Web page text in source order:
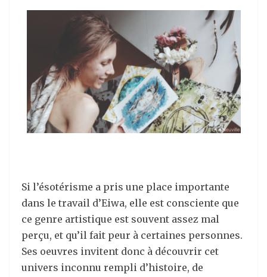
Si l’ésotérisme a pris une place importante
dans le travail d’Eiwa, elle est consciente que
ce genre artistique est souvent assez mal
perçu, et qu’il fait peur à certaines personnes.
Ses oeuvres invitent donc à découvrir cet
univers inconnu rempli d’histoire, de